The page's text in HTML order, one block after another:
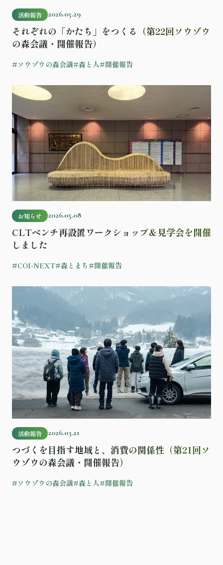
活動報告 2026.05.29
それぞれの「かたち」をつくる（第22回ソウゾウ
の森会議・開催報告）
#ソウゾウの森会議#森と人#開催報告
お知らせ 2026.05.08
CLTベンチ再設置ワークショップ＆見学会を開催
しました
#COI-NEXT#森とまち #開催報告
記事を読む
活動報告 2026.03.21
つづくを目指す地域と、消費の関係性（第21回ソ
ウゾウの森会議・開催報告）
#ソウゾウの森会議#森と人#開催報告
記事を読む